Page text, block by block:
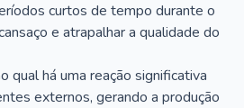
curtos de tempo durante o
e atrapalhar a qualidade do
qual há uma reação significativa
externos, gerando a produção